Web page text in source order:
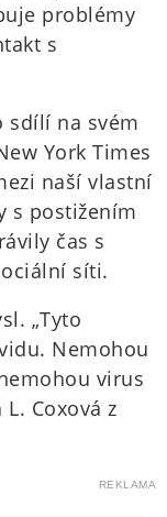
problémy
s
sdílí na svém
York Times
naší vlastní
s postižením
čas s
síti.
„Tyto
Nemohou
virus
Coxová z
REKLAMA